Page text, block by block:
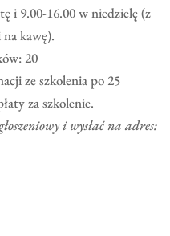
i 9.00-16.00 w niedzielę (z
kawę).
20
ze szkolenia po 25
za szkolenie.
i wysłać na adres: